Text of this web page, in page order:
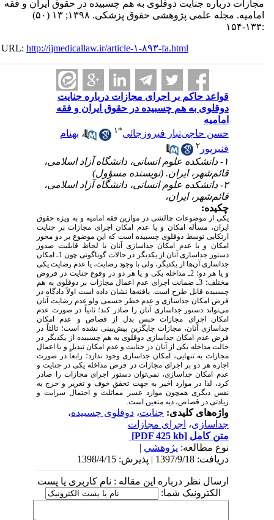
مجازات درباره جنایت دوقلوی به هم چسبیده در حقوق ایران و فقه
امامیه. مجله علمی پژوهشی حقوق پزشکی. ۱۳۹۸; ۱۳ (۵۰)
URL:http://ijmedicallaw.ir/article-۱-۸۹۳-fa.html
قواعد حاکم بر اجرای مجازات درباره جنایت
دوقلوی به هم چسبیده در حقوق ایران و فقه
امامیه
حسن حاجی‌تبار فیروزجائی
۱ ،بهنام
قنبرپور
۱- دانشکده علوم انسانی، دانشگاه آزاد اسلامی،
قائم‌شهر، ایران. (نویسنده مسؤول)
۲- دانشکده علوم انسانی، دانشگاه آزاد اسلامی،
قائم‌شهر، ایران،
چکیده:
یکی از موضوعات چالشی در موازین فقه امامیه و به ویژه حقوق
ایران، مسأله امکان و یا عدم امکان اجرای مجازات بر جنایت
ارتکابی توسط دوقلوی چسبیده است که این موضوع بر دو محور
امکان و یا عدم امکان جداسازی آنان با لحاظ قابلیت صدور
دستور جداسازی آنان از یکدیگر در حالات گوناگونی
چون 1ـ امکان
جداسازی آن‌ها از یکدیگر، ولی با وجود رضایت، یا عدم رضایت یکی
و یا هر دو؛ 2ـ
مداخله یکی و یا هر دو در وقوع جنایت در فروض
مختلف؛ 3ـ ضمانت اجرای عدم اعمال مجازات بر دوقلوی به هم
چسبیده قابل طرح است. یافته‌ها نشان داده است اولاً دادگاه در
فرض امکان جداسازی و عدم خطر جسمی ولو عدم رضایت آنان
می‌تواند دستور جداسازی آنان را صادر کند؛ ثانیاً در صورت عدم
امکان اجرای مجازات حبس بدل از قصاص و عدم امکان
جداسازی آنان، مجازات جایگزین پیش‌بینی نشده است؛ ثالثاً در
فرض عدم امکان جداسازی دوقلوی به هم چسبیده از یکدیگر در
حالت مداخله یکی از آنان در جنایت و عدم امکان تبدیل و یا اعمال
مجازات به تنهایی، امکان جداسازی وجود ندارد؛ رابعاً در صورت
اجازه هر دو بر اجرای مجازات در فرض مداخله یکی در جنایت و
عدم امکان جداسازی، نمی‌توان دستور اجرای مجازات را صادر
کرد، لذا در موارد اخیر به جهت تحقق خوف و تغریر و حرج به
نفس دیگری همچون موارد عسر مماثلث و احتمال سرایت و
زیادتی در قصاص، دیه متعین است.
واژه‌های کلیدی:جنایت،دوقلوی چسبیده،
جداسازی،اجرای مجازات
متن کامل[PDF 425 kb]
نوع مطالعه:پژوهشي|
دریافت: 1397/9/18 | پذیرش: 1398/4/15
ارسال نظر درباره این مقاله : نام کاربری یا پست
الکترونیک شما: